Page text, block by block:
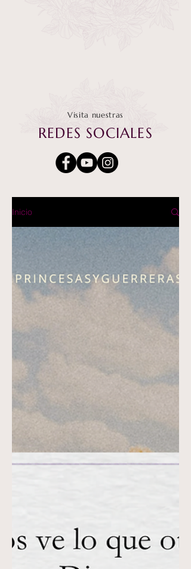
Visita nuestras
REDES SOCIALES
Inicio